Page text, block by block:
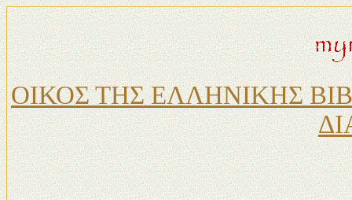
ΟΙΚΟΣ ΤΗΣ ΕΛΛΗΝΙΚΗΣ